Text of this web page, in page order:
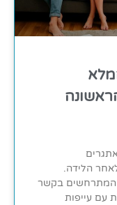
הלידה.
המתרחשים בקשר
עם עייפות